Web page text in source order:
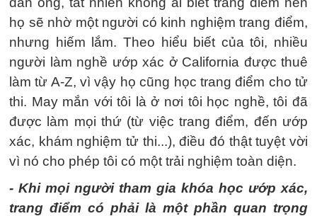
họ sẽ nhờ một người có kinh nghiệm trang điểm,
nhưng hiếm lắm. Theo hiểu biết của tôi, nhiều
người làm nghề ướp xác ở California được thuê
làm từ A-Z, vì vậy họ cũng học trang điểm cho tử
thi. May mắn với tôi là ở nơi tôi học nghề, tôi đã
được làm mọi thứ (từ việc trang điểm, đến ướp
xác, khám nghiệm tử thi...), điều đó thật tuyệt vời
vì nó cho phép tôi có một trải nghiệm toàn diện.
- Khi mọi người tham gia khóa học ướp xác,
trang điểm có phải là một phần quan trọng